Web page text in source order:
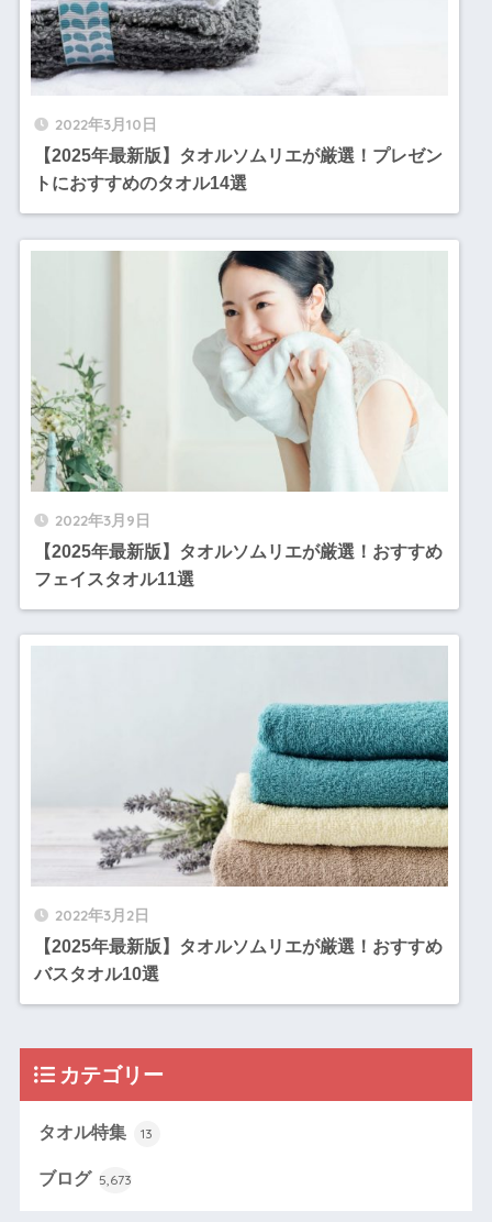
2022年3月10日
【2025年最新版】タオルソムリエが厳選！プレゼン
トにおすすめのタオル14選
2022年3月9日
【2025年最新版】タオルソムリエが厳選！おすすめ
フェイスタオル11選
2022年3月2日
【2025年最新版】タオルソムリエが厳選！おすすめ
バスタオル10選
カテゴリー
タオル特集 13
ブログ 5,673